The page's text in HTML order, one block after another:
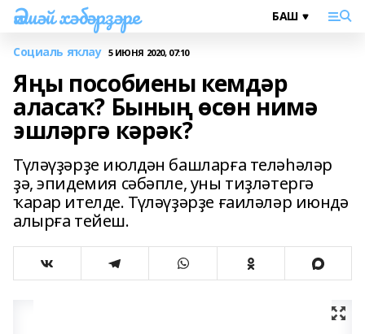
Әлшәй хәбәрҙәре
Социаль яҡлау 5 ИЮНЯ 2020, 07:10
Яңы пособиены кемдәр
аласаҡ? Бының өсөн нимә
эшләргә кәрәк?
Түләүҙәрҙе июлдән башларға теләһәләр
ҙә, эпидемия сәбәпле, уны тиҙләтергә
ҡарар ителде. Түләүҙәрҙе ғаиләләр июндә
алырға тейеш.